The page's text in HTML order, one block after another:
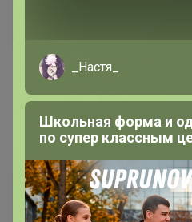
19 января, 2024 20:29
Преображенский
Mr Sandman
Кандидат в
_Настя_
Школьная форма и
по супер классным